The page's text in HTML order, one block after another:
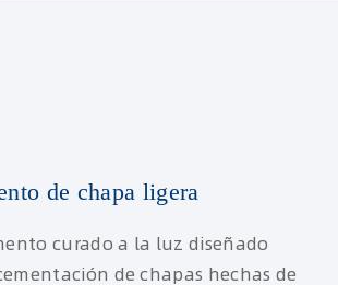
de chapa ligera
curado a la luz diseñado
de chapas hechas de